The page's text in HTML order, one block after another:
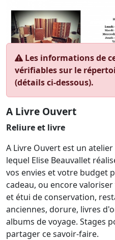
Les informations de
vérifiables sur le
(détails ci-dessous).
A Livre Ouvert
Reliure et livre
A Livre Ouvert est un
lequel Elise Beauvallet
vos envies et votre budget
cadeau, ou encore
et étui de conservation,
anciennes, dorure, livres
albums de voyage. Stages
partager ce savoir-faire.